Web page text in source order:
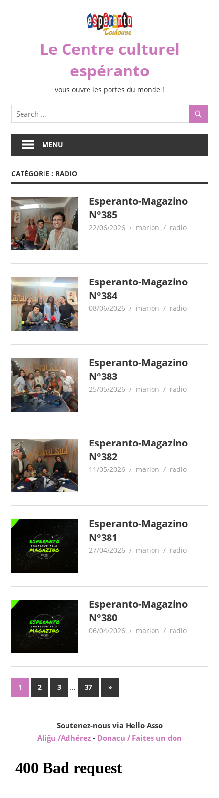
Le Centre culturel
espéranto
vous ouvre les portes du monde !
MENU
CATÉGORIE : RADIO
Esperanto-Magazino
N°385
22/06/2026 marion radio
Esperanto-Magazino
N°384
08/06/2026 marion radio
Esperanto-Magazino
N°383
25/05/2026 marion radio
Esperanto-Magazino
N°382
11/05/2026 marion radio
Esperanto-Magazino
N°381
27/04/2026 marion radio
Esperanto-Magazino
N°380
06/04/2026 marion radio
Pagination
publications
1 2 3 … 37
Next
Posts
»
Soutenez-nous via Hello Asso
Aliĝu /Adhérez - Donacu / Faites un don